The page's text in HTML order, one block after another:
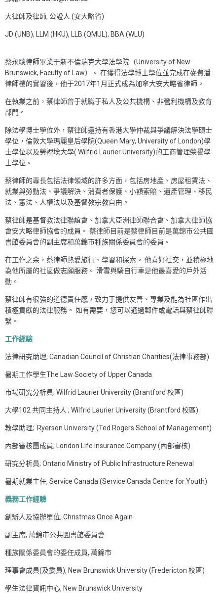
大律師及律師, 公證人 (安大略省)
JD (UNB), LLM (HKU), LLB (QMUL), BBA (WLU)
蔡永聰律師畢業于新不倫瑞克大學法學院（University of New
Brunswick, Faculty of Law）。 在獲得法學博士學位並完成在麥費潘
律師樓的實習後，他于2017年1月正式成為加拿大安大略省律師。
在執業之前，蔡律師曾于就職于私人及公共機構、非營利機構及教育
部門。
除法學博士學位外，蔡律師還持有香港大學仲裁與爭議解決法學碩士
學位，倫敦大學瑪麗皇后學院(Queen Mary, University of London)學
士學位以及勞裡埃大學( Wilfrid Laurier University)的工商管理榮譽學
士學位。
蔡律師的專長包括法律領域的許多方面，包括房地產、房屋租賃法、
就業與勞動法、爭議解決、消費者保護、小額索賠、遺產管理、移民
法、憲法、人權法以及基督教宗教自由。
蔡律師是基督教法律聯誼會、加拿大亞洲律師聯合會、加拿大律師協
會安大略律師協會的成員。 蔡律師目前是蔡律師目前是萬錦市公共圖
書館委員會的副主席和萬錦市種族關係委員會的委員。
在工作之余，蔡律師熱愛旅行、學習和探索。 他喜好社交，並積極地
為他所屬的社區做志願服務。 滑雪與騎自行車是他最喜愛的戶外活
動。
蔡律師有很強的道德責任感，致力于提供友善、專業及能為社區作出
積極貢獻的法律服務。 如有需要，您可以通過郵件或電話與蔡律師聯
繫。
工作經驗
法律研究助理; Canadian Council of Christian Charities(法律事務部)
暑期工作學生The Law Society of Upper Canada
市場研究分析員; Wilfrid Laurier University (Brantford 校區)
大學102 共同主持人 ; Wilfrid Laurier University (Brantford 校區)
教學助理; Ryerson University (Ted Rogers School of Management)
內部審核團成員, London Life Insurance Company (內部審核)
研究分析員; Ontario Ministry of Public Infrastructure Renewal
暑期就業主任, Service Canada (Service Canada Centre for Youth)
義務工作經驗
創辦人及協辦單位, Christmas Once Again
副主席, 萬錦市公共圖書館委員會
種族關係委員會的委任成員, 萬錦市
理事會成員(及委員), New Brunswick University (Fredericton 校區)
學生法律資訊中心, New Brunswick University